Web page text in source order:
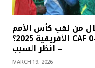
من لقب كأس الأمم
الأفريقية 2025؟ CAF يمنح المغرب الفوز المفاجئ 3-0
– انظر السبب
MARCH 19, 2026